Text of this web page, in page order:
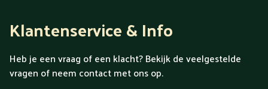
Klantenservice & Info
Heb je een vraag of een klacht? Bekijk de veelgestelde
vragen of neem contact met ons op.